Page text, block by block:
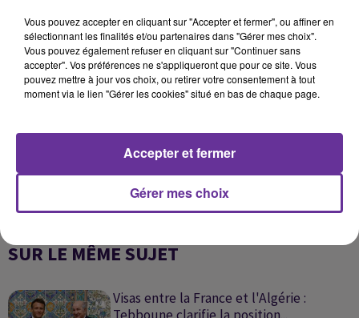
0:00 18 min 26 sec
SUR LE MÊME SUJET
Visas entre la France et l'Algérie :
Vous pouvez accepter en cliquant sur "Accepter et fermer", ou affiner en
sélectionnant les finalités et/ou partenaires dans "Gérer mes choix".
Vous pouvez également refuser en cliquant sur "Continuer sans
accepter". Vos préférences ne s'appliqueront que pour ce site. Vous
pouvez mettre à jour vos choix, ou retirer votre consentement à tout
moment via le lien "Gérer les cookies" situé en bas de chaque page.
Gérer mes choix
Accepter et fermer